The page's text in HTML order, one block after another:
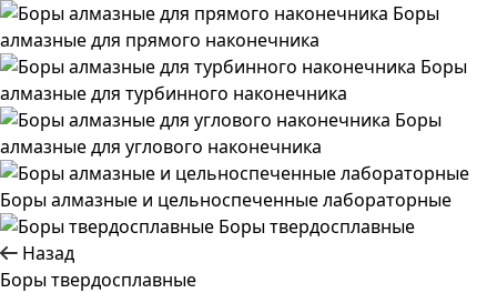
Боры
алмазные для прямого наконечника
Боры
алмазные для турбинного наконечника
Боры
алмазные для углового наконечника
Боры алмазные и цельноспеченные лабораторные
Боры твердосплавные
Назад
Боры твердосплавные